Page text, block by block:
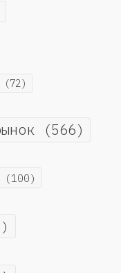
(72)
(566)
(100)